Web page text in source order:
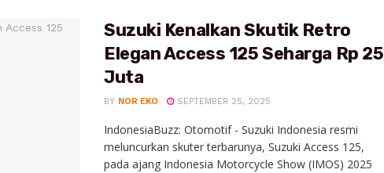
Suzuki Kenalkan Skutik Retro
Elegan Access 125 Seharga Rp 25
Juta
BY NOR EKO SEPTEMBER 25, 2025
IndonesiaBuzz: Otomotif - Suzuki Indonesia resmi
meluncurkan skuter terbarunya, Suzuki Access 125,
pada ajang Indonesia Motorcycle Show (IMOS) 2025